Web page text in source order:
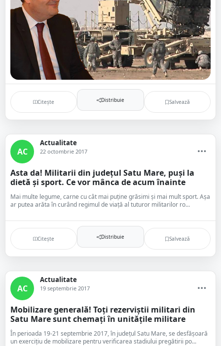
Citește Distribuie Salvează
AC
Actualitate
22 octombrie 2017
Asta da! Militarii din județul Satu Mare, puși la
dietă și sport. Ce vor mânca de acum înainte
Mai multe legume, carne cu cât mai puţine grăsimi şi mai mult sport. Aşa
ar putea arăta în curând regimul de viață al tuturor militarilor ro...
Citește Distribuie Salvează
AC
Actualitate
19 septembrie 2017
Mobilizare generală! Toți rezerviștii militari din
Satu Mare sunt chemați în unitățile militare
În perioada 19-21 septembrie 2017, în judeţul Satu Mare, se desfăşoară
un exerciţiu de mobilizare pentru verificarea stadiului pregătirii po...